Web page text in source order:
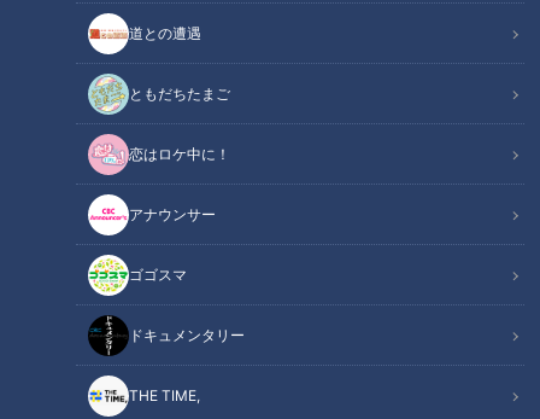
道との遭遇
ともだちたまご
恋はロケ中に！
アナウンサー
ゴゴスマ
ドキュメンタリー
THE TIME,
CBCテレビ『健康カプセル！ゲンキの時間』
この記事の画像
この記事を見たあなたへのおすすめ